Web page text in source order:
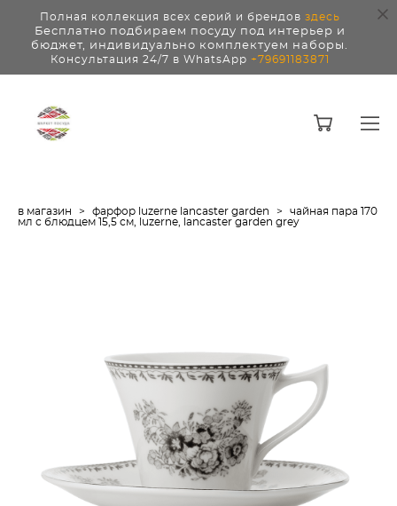
Полная коллекция всех серий и брендов здесь
Бесплатно подбираем посуду под интерьер и
бюджет, индивидуально комплектуем наборы.
Консультация 24/7 в WhatsApp +79691183871
в магазин > фарфор luzerne lancaster garden >
чайная пара 170
мл с блюдцем 15,5 см, luzerne, lancaster garden grey